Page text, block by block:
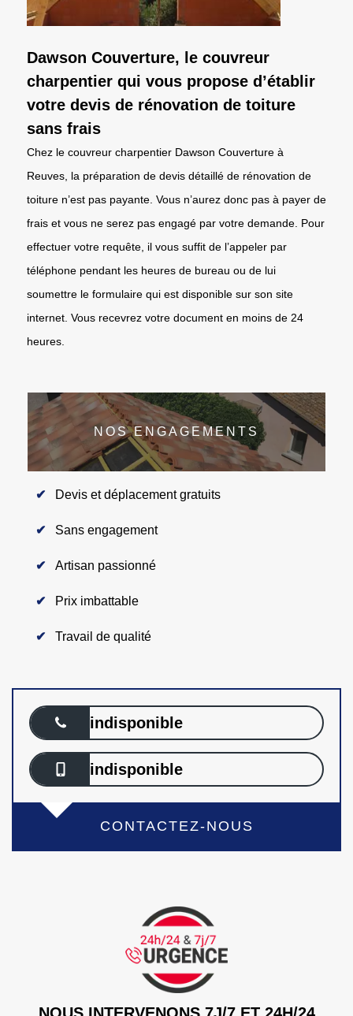
Dawson Couverture, le couvreur
charpentier qui vous propose d’établir
votre devis de rénovation de toiture
sans frais
Chez le couvreur charpentier Dawson Couverture à
Reuves, la préparation de devis détaillé de rénovation de
toiture n’est pas payante. Vous n’aurez donc pas à payer de
frais et vous ne serez pas engagé par votre demande. Pour
effectuer votre requête, il vous suffit de l’appeler par
téléphone pendant les heures de bureau ou de lui
soumettre le formulaire qui est disponible sur son site
internet. Vous recevrez votre document en moins de 24
heures.
NOS ENGAGEMENTS
Devis et déplacement gratuits
Sans engagement
Artisan passionné
Prix imbattable
Travail de qualité
indisponible
indisponible
CONTACTEZ-NOUS